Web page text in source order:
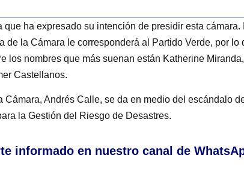
que ha expresado su intención de presidir esta cámara.
de la Cámara le corresponderá al Partido Verde, por lo
los nombres que más suenan están Katherine
Castellanos.
Cámara, Andrés Calle, se da en medio del escándalo
la Gestión del Riesgo de Desastres.
informado en nuestro canal de